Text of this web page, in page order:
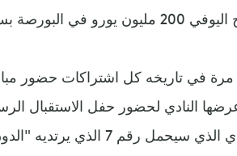
مرة في تاريخه كل اشتراكات حضور
التي عرضها النادي لحضور حفل الاستقبال
إلى تسويق القميص الرسمي للنادي الذي